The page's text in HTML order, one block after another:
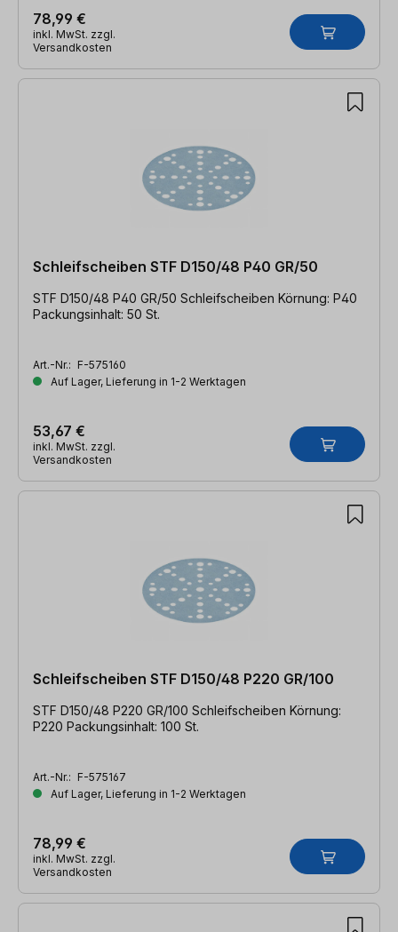
78,99 €
inkl. MwSt. zzgl.
Versandkosten
Schleifscheiben STF D150/48 P40 GR/50
STF D150/48 P40 GR/50 Schleifscheiben Körnung: P40
Packungsinhalt: 50 St.
Art.-Nr.: F-575160
Auf Lager, Lieferung in 1-2 Werktagen
53,67 €
inkl. MwSt. zzgl.
Versandkosten
Schleifscheiben STF D150/48 P220 GR/100
STF D150/48 P220 GR/100 Schleifscheiben Körnung:
P220 Packungsinhalt: 100 St.
Art.-Nr.: F-575167
Auf Lager, Lieferung in 1-2 Werktagen
78,99 €
inkl. MwSt. zzgl.
Versandkosten